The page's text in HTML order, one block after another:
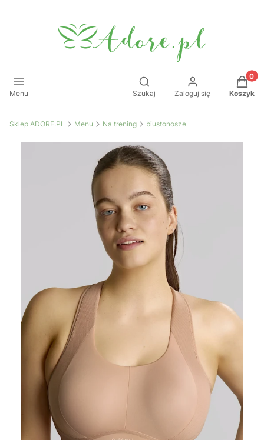
Menu
Otwórz wyszukiwarkę
Szukaj Zaloguj się Koszyk
Sklep ADORE.PL Menu Na trening biustonosze